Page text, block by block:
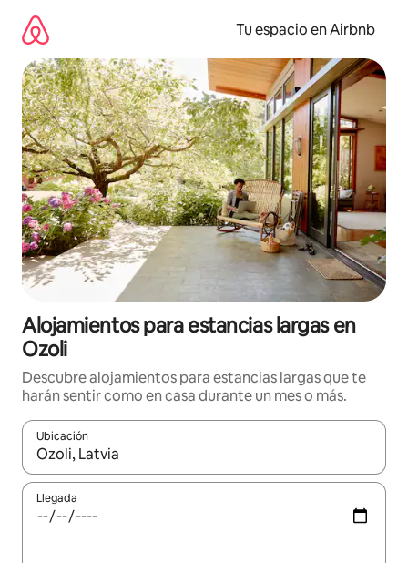
contenido
Tu espacio en Airbnb
Alojamientos para estancias largas en
Ozoli
Descubre alojamientos para estancias largas que te
harán sentir como en casa durante un mes o más.
Ubicación
Cuando los resultados estén disponibles, podrás navegar
Llegada